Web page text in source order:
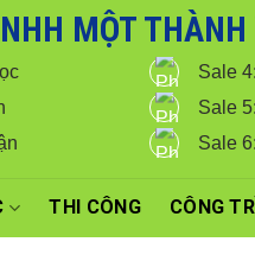
MỘT
Sale
Sale
Sale
THI CÔNG CÔNG
hàng vui lòng liên hệ hotline